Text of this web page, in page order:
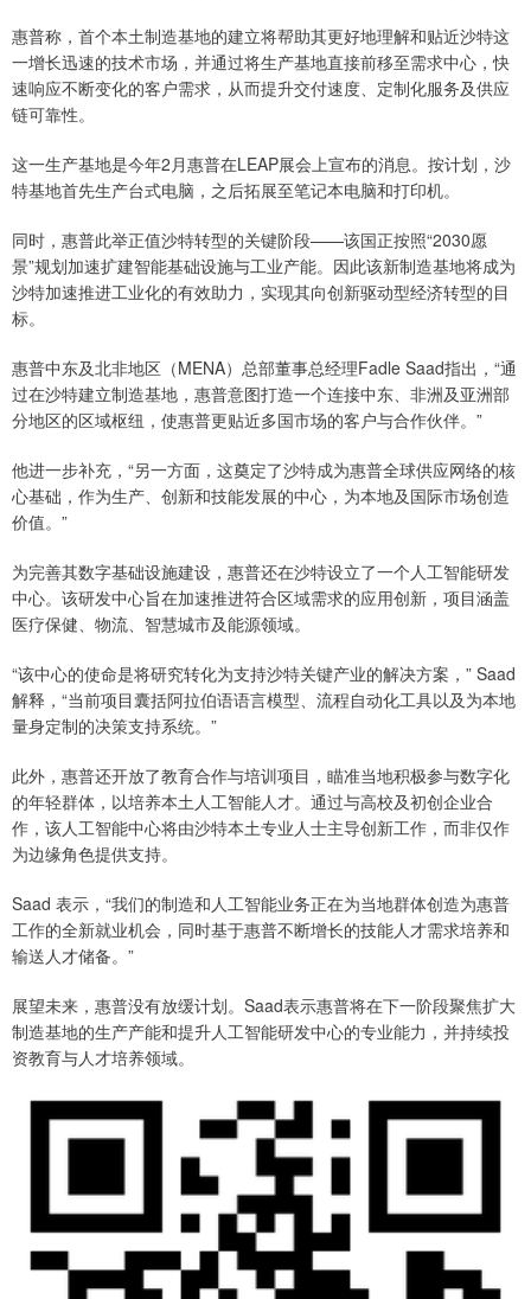
惠普称，首个本土制造基地的建立将帮助其更好地理解和贴近沙特这
一增长迅速的技术市场，并通过将生产基地直接前移至需求中心，快
速响应不断变化的客户需求，从而提升交付速度、定制化服务及供应
链可靠性。
这一生产基地是今年2月惠普在LEAP展会上宣布的消息。按计划，沙
特基地首先生产台式电脑，之后拓展至笔记本电脑和打印机。
同时，惠普此举正值沙特转型的关键阶段——该国正按照“2030愿
景”规划加速扩建智能基础设施与工业产能。因此该新制造基地将成为
沙特加速推进工业化的有效助力，实现其向创新驱动型经济转型的目
标。
惠普中东及北非地区（MENA）总部董事总经理Fadle Saad指出，“通
过在沙特建立制造基地，惠普意图打造一个连接中东、非洲及亚洲部
分地区的区域枢纽，使惠普更贴近多国市场的客户与合作伙伴。”
他进一步补充，“另一方面，这奠定了沙特成为惠普全球供应网络的核
心基础，作为生产、创新和技能发展的中心，为本地及国际市场创造
价值。”
为完善其数字基础设施建设，惠普还在沙特设立了一个人工智能研发
中心。该研发中心旨在加速推进符合区域需求的应用创新，项目涵盖
医疗保健、物流、智慧城市及能源领域。
“该中心的使命是将研究转化为支持沙特关键产业的解决方案，” Saad
解释，“当前项目囊括阿拉伯语语言模型、流程自动化工具以及为本地
量身定制的决策支持系统。”
此外，惠普还开放了教育合作与培训项目，瞄准当地积极参与数字化
的年轻群体，以培养本土人工智能人才。通过与高校及初创企业合
作，该人工智能中心将由沙特本土专业人士主导创新工作，而非仅作
为边缘角色提供支持。
Saad 表示，“我们的制造和人工智能业务正在为当地群体创造为惠普
工作的全新就业机会，同时基于惠普不断增长的技能人才需求培养和
输送人才储备。”
展望未来，惠普没有放缓计划。Saad表示惠普将在下一阶段聚焦扩大
制造基地的生产产能和提升人工智能研发中心的专业能力，并持续投
资教育与人才培养领域。